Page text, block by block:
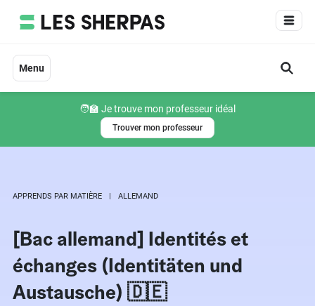
Menu
🧑‍🏫 Je trouve mon professeur idéal
Trouver mon professeur
APPRENDS PAR MATIÈRE ALLEMAND
[Bac allemand] Identités et
échanges (Identitäten und
Austausche) 🇩🇪